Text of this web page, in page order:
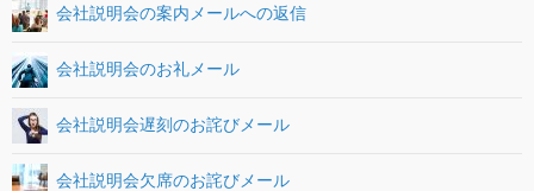
会社説明会の案内メールへの返信
会社説明会のお礼メール
会社説明会遅刻のお詫びメール
会社説明会欠席のお詫びメール